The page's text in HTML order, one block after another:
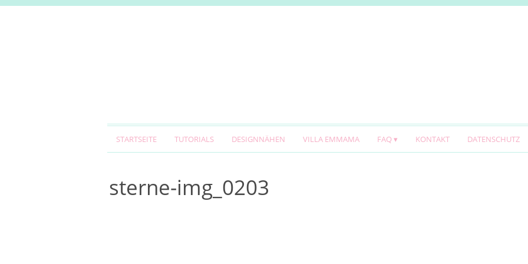
STARTSEITE TUTORIALS DESIGNNÄHEN VILLA EMMAMA FAQ KONTAKT DATENSCHUTZ
sterne-img_0203